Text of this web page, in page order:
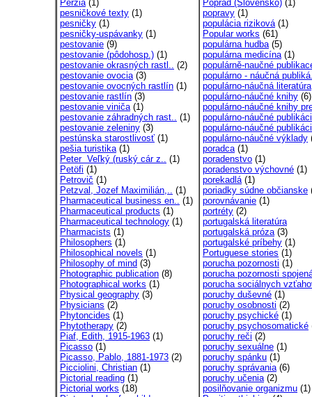
Perzia(1)
pesničkové texty (1)
pesničky (1)
pesničky-uspávanky (1)
pestovanie (9)
pestovanie (pôdohosp.) (1)
pestovanie okrasných rastl.. (2)
pestovanie ovocia(3)
pestovanie ovocných rastlín (1)
pestovanie rastlín (3)
pestovanie viniča(1)
pestovanie záhradných rast.. (1)
pestovanie zeleniny (3)
pestúnska starostlivosť (1)
pešia turistika(1)
Peter Veľký (ruský cár z.. (1)
Petöfi (1)
Petrovič (1)
Petzval, Jozef Maximilián,.. (1)
Pharmaceutical business en.. (1)
Pharmaceutical products (1)
Pharmaceutical technology (1)
Pharmacists (1)
Philosophers (1)
Philosophical novels (1)
Philosophy of mind (3)
Photographic publication (8)
Photographical works (1)
Physical geography (3)
Physicians (2)
Phytoncides (1)
Phytotherapy (2)
Piaf, Edith, 1915-1963 (1)
Picasso (1)
Picasso, Pablo, 1881-1973 (2)
Picciolini, Christian (1)
Pictorial reading (1)
Pictorial works (18)
Poprad (Slovensko) (1)
popravy (1)
populácia riziková(1)
Popular works (61)
populárna hudba(5)
populárna medicína(1)
populárně-naučné
populárno - náučná
populárno-náučná literatúra
populárno-náučné knihy (6)
populárno-náučné knihy
populárno-náučné
populárno-náučné
populárno-náučné výklady
poradca(1)
poradenstvo (1)
poradenstvo výchovné (1)
porekadlá(1)
poriadky súdne občianske
porovnávanie (1)
portréty (2)
portugalská literatúra
portugalská próza(3)
portugalské príbehy (1)
Portuguese stories (1)
porucha pozornosti (1)
porucha pozornosti
porucha sociálnych
poruchy duševné (1)
poruchy osobnosti (2)
poruchy psychické (1)
poruchy psychosomatické
poruchy reči (2)
poruchy sexuálne (1)
poruchy spánku (1)
poruchy správania(6)
poruchy učenia(2)
posilňovanie organizmu (1)